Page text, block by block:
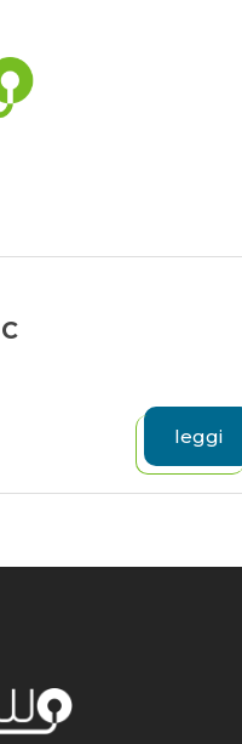
leggi